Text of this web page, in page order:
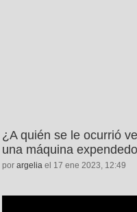
¿A quién se le ocurrió
una máquina
por argelia el 17 ene 2023, 12:49